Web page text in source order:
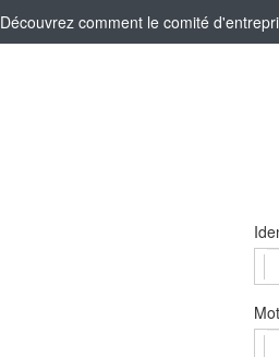
Découvrez comment le comité